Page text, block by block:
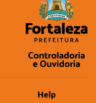
Help